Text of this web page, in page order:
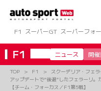
ツ
へ
ス
キ
F1 スーパーGT スーパーフォ
F1 ニュース 開
TOP F1 スクーデリア・フェ
アップデートで“後退”したフェラーリ
【チーム・フォーカス／F1第5戦】